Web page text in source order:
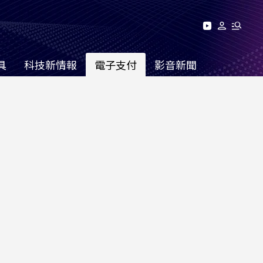
科技新情報 電子支付 影音新聞